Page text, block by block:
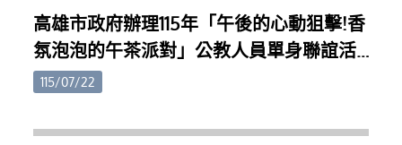
架。請同仁踴躍觀看學習，凡於115年內完成前開任1
門指定課程，且線上評量成績達90分(含)以上者，即
具個人獎抽獎資格；機關整體成績均達及格標準者，
亦具團體獎抽獎資格。相關活動詳情與抽獎辦法，請
高雄市政府辦理115年「午後的心動狙擊!香
氛泡泡的午茶派對」公教人員單身聯誼活
動115/07/22